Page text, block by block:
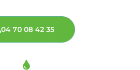
04 70 08 42 35